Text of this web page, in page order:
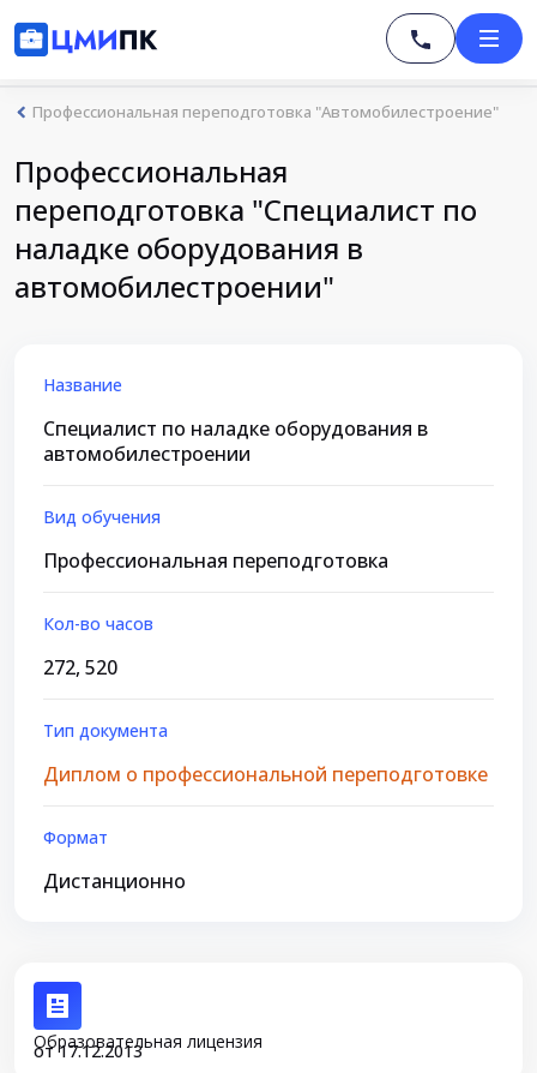
Профессиональная переподготовка "Автомобилестроение"
Профессиональная
переподготовка "Специалист по
наладке оборудования в
автомобилестроении"
Название
Специалист по наладке оборудования в
автомобилестроении
Вид обучения
Профессиональная переподготовка
Кол-во часов
272, 520
Тип документа
Диплом о профессиональной переподготовке
Формат
Дистанционно
Образовательная лицензия
от 17.12.2013